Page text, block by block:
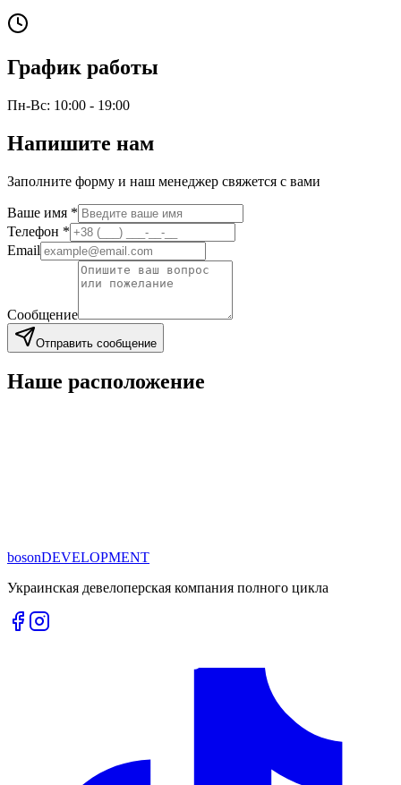
График работы
Пн-Вс: 10:00 - 19:00
Напишите нам
Заполните форму и наш менеджер свяжется с вами
Ваше имя *
Телефон *
Email
Сообщение
Отправить сообщение
Наше расположение
bosonDEVELOPMENT
Украинская девелоперская компания полного цикла